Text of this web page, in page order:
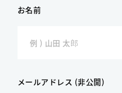
お名前
メールアドレス (非公開)